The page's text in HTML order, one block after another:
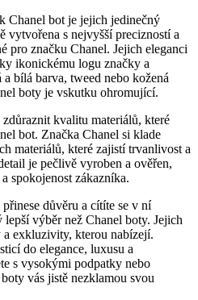
Chanel bot je jejich jedinečný
vytvořena s nejvyšší ⁣precizností a
pro značku Chanel.⁣ Jejich eleganci
‌ikonickému logu značky a
bílá barva, tweed nebo kožená
boty je vskutku ohromující.
kvalitu materiálů, které
bot. Značka ‍Chanel si​ klade‌
materiálů, které​ zajistí trvanlivost ⁤a
je pečlivě vyroben a ​ověřen,
spokojenost zákazníka.
důvěru a cítíte ⁢se v ní
výběr než Chanel boty. Jejich
a exkluzivity, kterou‌ nabízejí.
do elegance, luxusu a
s vysokými podpatky nebo
⁣vás jistě nezklamou svou